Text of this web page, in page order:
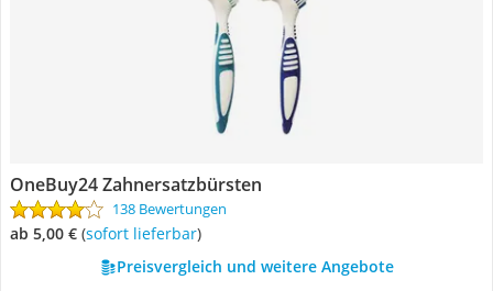
OneBuy24 Zahnersatzbürsten
138 Bewertungen
ab 5,00 € ( Sofort lieferbar)
Preisvergleich und weitere Angebote